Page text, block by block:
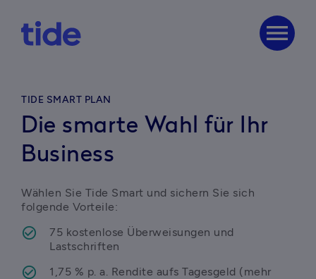
menu
TIDE SMART PLAN
Die smarte Wahl für Ihr
Business
Wählen Sie Tide Smart und sichern Sie sich
folgende Vorteile:
75 kostenlose Überweisungen und
Lastschriften
1,75 % p. a. Rendite aufs Tagesgeld (mehr